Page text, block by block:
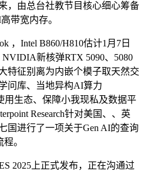
，由总台社教节目核心细心筹备
带宽内存。
Intel B860/H810估计1月7日
新核弹RTX 5090、5080
特征别离为内嵌个模子取天然交
问库、当地异构AI算力
用生态、保障小我现私及数据平
Research针对美国、、英
国进行了一项关于Gen AI的查询
。
2025上正式发布，正在沟通过